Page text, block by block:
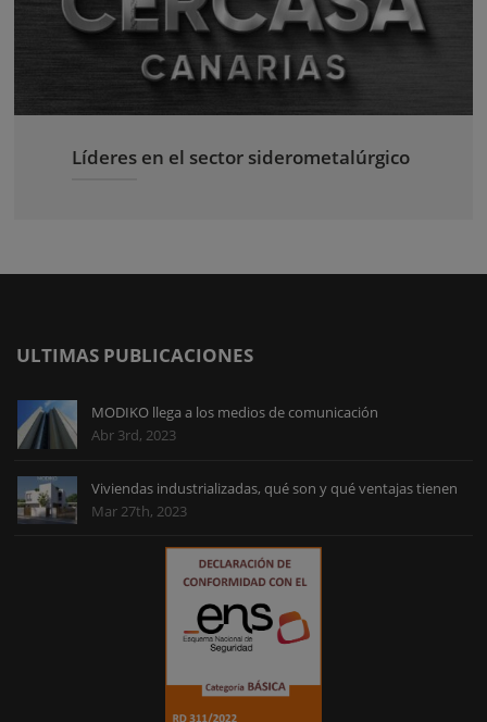
Líderes en el sector siderometalúrgico
ULTIMAS PUBLICACIONES
MODIKO llega a los medios de comunicación
Abr 3rd, 2023
Viviendas industrializadas, qué son y qué ventajas tienen
Mar 27th, 2023